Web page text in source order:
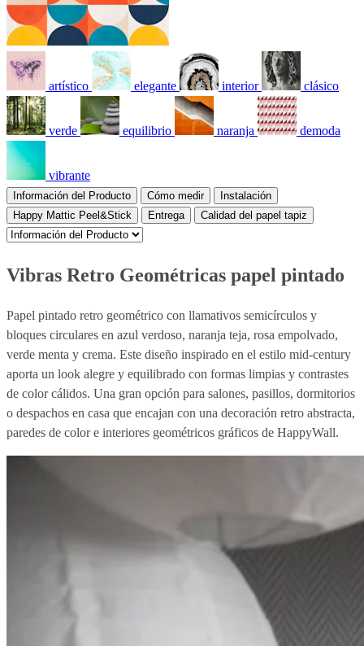
artístico elegante interior clásico
verde equilibrio naranja demoda
vibrante
Información del Producto Cómo medir
Instalación
Happy Mattic Peel&Stick
Entrega Calidad del papel tapiz
Vibras Retro Geométricas papel pintado
Papel pintado retro geométrico con llamativos semicírculos y
bloques circulares en azul verdoso, naranja teja, rosa empolvado,
verde menta y crema. Este diseño inspirado en el estilo mid-century
aporta un look alegre y equilibrado con formas limpias y contrastes
de color cálidos. Una gran opción para salones, pasillos, dormitorios
o despachos en casa que encajan con una decoración retro abstracta,
paredes de color e interiores geométricos gráficos de HappyWall.